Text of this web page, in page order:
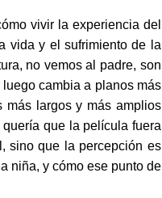
vivir la experiencia del
vida y el sufrimiento de la
no vemos al padre, son
cambia a planos más
más largos y más amplios
que la película fuera
sino que la percepción es
niña, y cómo ese punto de